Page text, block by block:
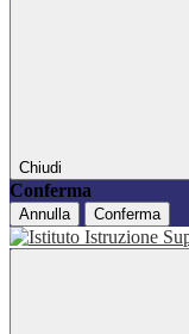
Chiudi
Conferma
Annulla Conferma